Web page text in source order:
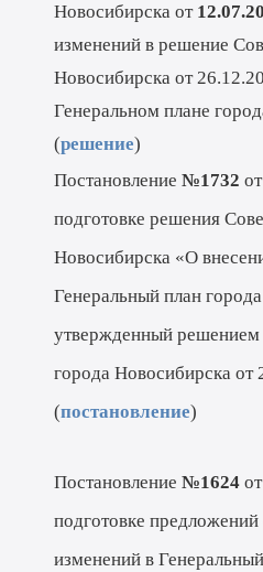
Новосибирска от
изменений в решение
Новосибирска от
Генеральном плане
(решение)
Постановление №1732 от
подготовке решения
Новосибирска «О
Генеральный план
утвержденный решением
города Новосибирска
(постановление)
Постановление №1624 от
подготовке предложений
изменений в